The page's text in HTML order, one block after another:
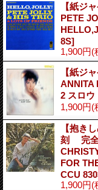
【紙ジ
PETE
8S]
1,900円(
【紙ジ
ANNITA
2 スロウ
1,900円(
【抱き
刻 完全
FOR
CCU
1,900円(